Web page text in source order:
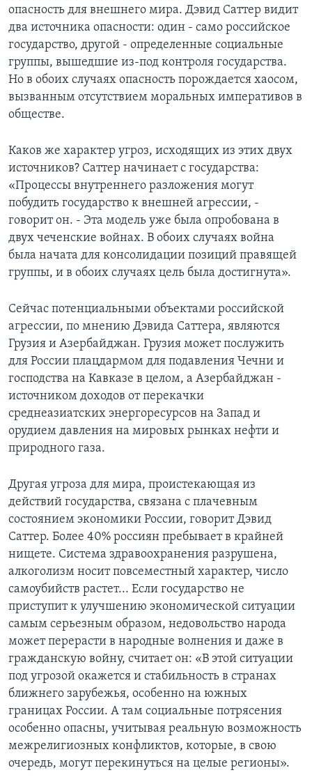
опасность для внешнего мира. Дэвид Саттер видит
два источника опасности: один - само российское
государство, другой - определенные социальные
группы, вышедшие из-под контроля государства.
Но в обоих случаях опасность порождается хаосом,
вызванным отсутствием моральных императивов в
обществе.
Каков же характер угроз, исходящих из этих двух
источников? Саттер начинает с государства:
«Процессы внутреннего разложения могут
побудить государство к внешней агрессии, -
говорит он. - Эта модель уже была опробована в
двух чеченские войнах. В обоих случаях война
была начата для консолидации позиций правящей
группы, и в обоих случаях цель была достигнута».
Сейчас потенциальными объектами российской
агрессии, по мнению Дэвида Саттера, являются
Грузия и Азербайджан. Грузия может послужить
для России плацдармом для подавления Чечни и
господства на Кавказе в целом, а Азербайджан -
источником доходов от перекачки
среднеазиатских энергоресурсов на Запад и
орудием давления на мировых рынках нефти и
природного газа.
Другая угроза для мира, проистекающая из
действий государства, связана с плачевным
состоянием экономики России, говорит Дэвид
Саттер. Более 40% россиян пребывает в крайней
нищете. Система здравоохранения разрушена,
алкоголизм носит повсеместный характер, число
самоубийств растет... Если государство не
приступит к улучшению экономической ситуации
самым серьезным образом, недовольство народа
может перерасти в народные волнения и даже в
гражданскую войну, считает он: «В этой ситуации
под угрозой окажется и стабильность в странах
ближнего зарубежья, особенно на южных
границах России. А там социальные потрясения
особенно опасны, учитывая реальную возможность
межрелигиозных конфликтов, которые, в свою
очередь, могут перекинуться на целые регионы».